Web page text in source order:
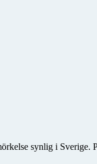
synlig i